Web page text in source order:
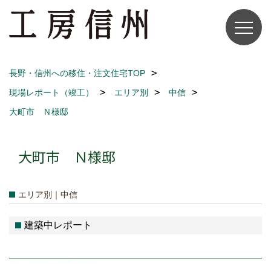
長野・信州への移住・注文住宅TOP
現場レポート（竣工）
エリア別
中信
大町市 Ｎ様邸
大町市 Ｎ様邸
エリア別｜中信
建築中レポート